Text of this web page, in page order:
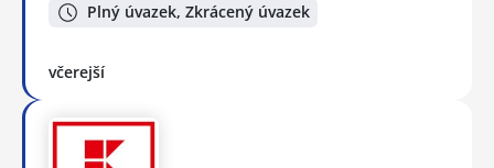
Plný úvazek, Zkrácený úvazek
včerejší